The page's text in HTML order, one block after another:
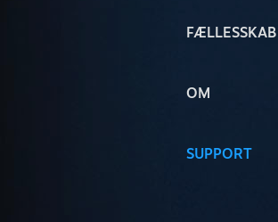
FÆLLESSKAB
OM
SUPPORT